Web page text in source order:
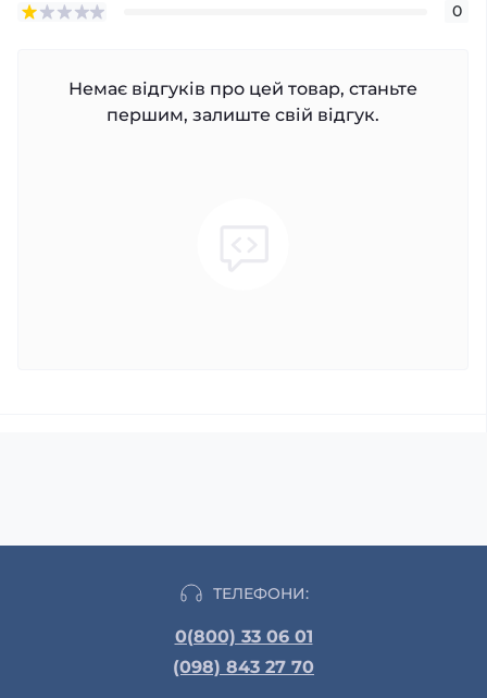
0
Немає відгуків про цей товар, станьте
першим, залиште свій відгук.
ТЕЛЕФОНИ:
0(800) 33 06 01
(098) 843 27 70